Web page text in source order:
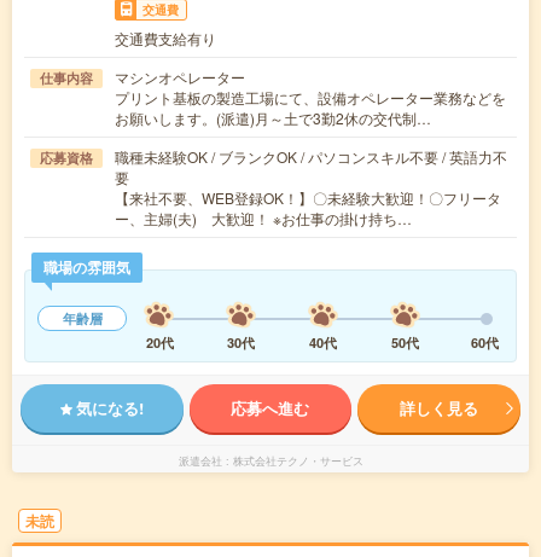
交通費
交通費支給有り
仕事内容
マシンオペレーター
プリント基板の製造工場にて、設備オペレーター業務などを
お願いします。(派遣)月～土で3勤2休の交代制…
応募資格
職種未経験OK / ブランクOK / パソコンスキル不要 / 英語力不
要
【来社不要、WEB登録OK！】〇未経験大歓迎！〇フリータ
ー、主婦(夫) 大歓迎！ ※お仕事の掛け持ち…
職場の雰囲気
年齢層
20代
30代 40代 50代 60代
気になる! 応募へ進む 詳しく見る
派遣会社 株式会社テクノ・サービス
未読